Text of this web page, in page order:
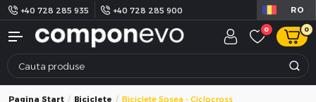
+40 728 285 935 +40 728 285 900 RO
0 0
Pagina Start Biciclete Biciclete Sosea - Ciclocross